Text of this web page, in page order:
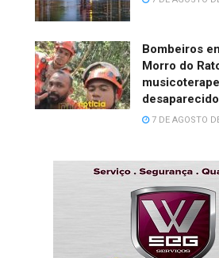
Bombeiros
Morro do
7 DE AGOSTO